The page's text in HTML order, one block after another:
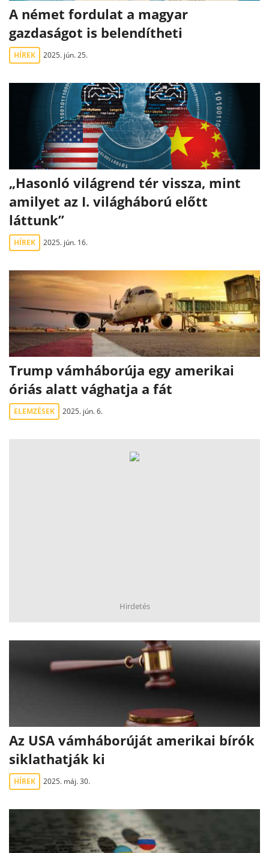
A német fordulat a magyar
gazdaságot is belendítheti
HÍREK 2025. jún. 25.
„Hasonló világrend tér vissza, mint
amilyet az I. világháború előtt
láttunk”
HÍREK 2025. jún. 16.
Trump vámháborúja egy amerikai
óriás alatt vághatja a fát
ELEMZÉSEK 2025. jún. 6.
Hirdetés
Az USA vámháborúját amerikai bírók
siklathatják ki
HÍREK 2025. máj. 30.